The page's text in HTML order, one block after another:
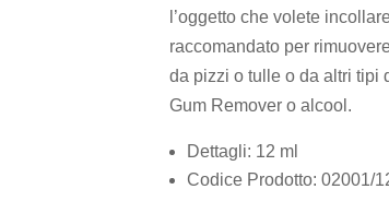
l’oggetto che volete
raccomandato per
da pizzi o tulle o da altri tipi
Gum Remover o alcool.
Dettagli: 12 ml
Codice Prodotto: 02001/